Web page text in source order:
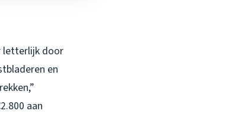
letterlijk door
en
aan